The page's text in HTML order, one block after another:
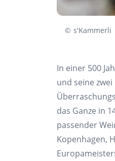
© s'Kammerli
In einer 500
und seine zwei
das Ganze in
passender
Kopenhagen,